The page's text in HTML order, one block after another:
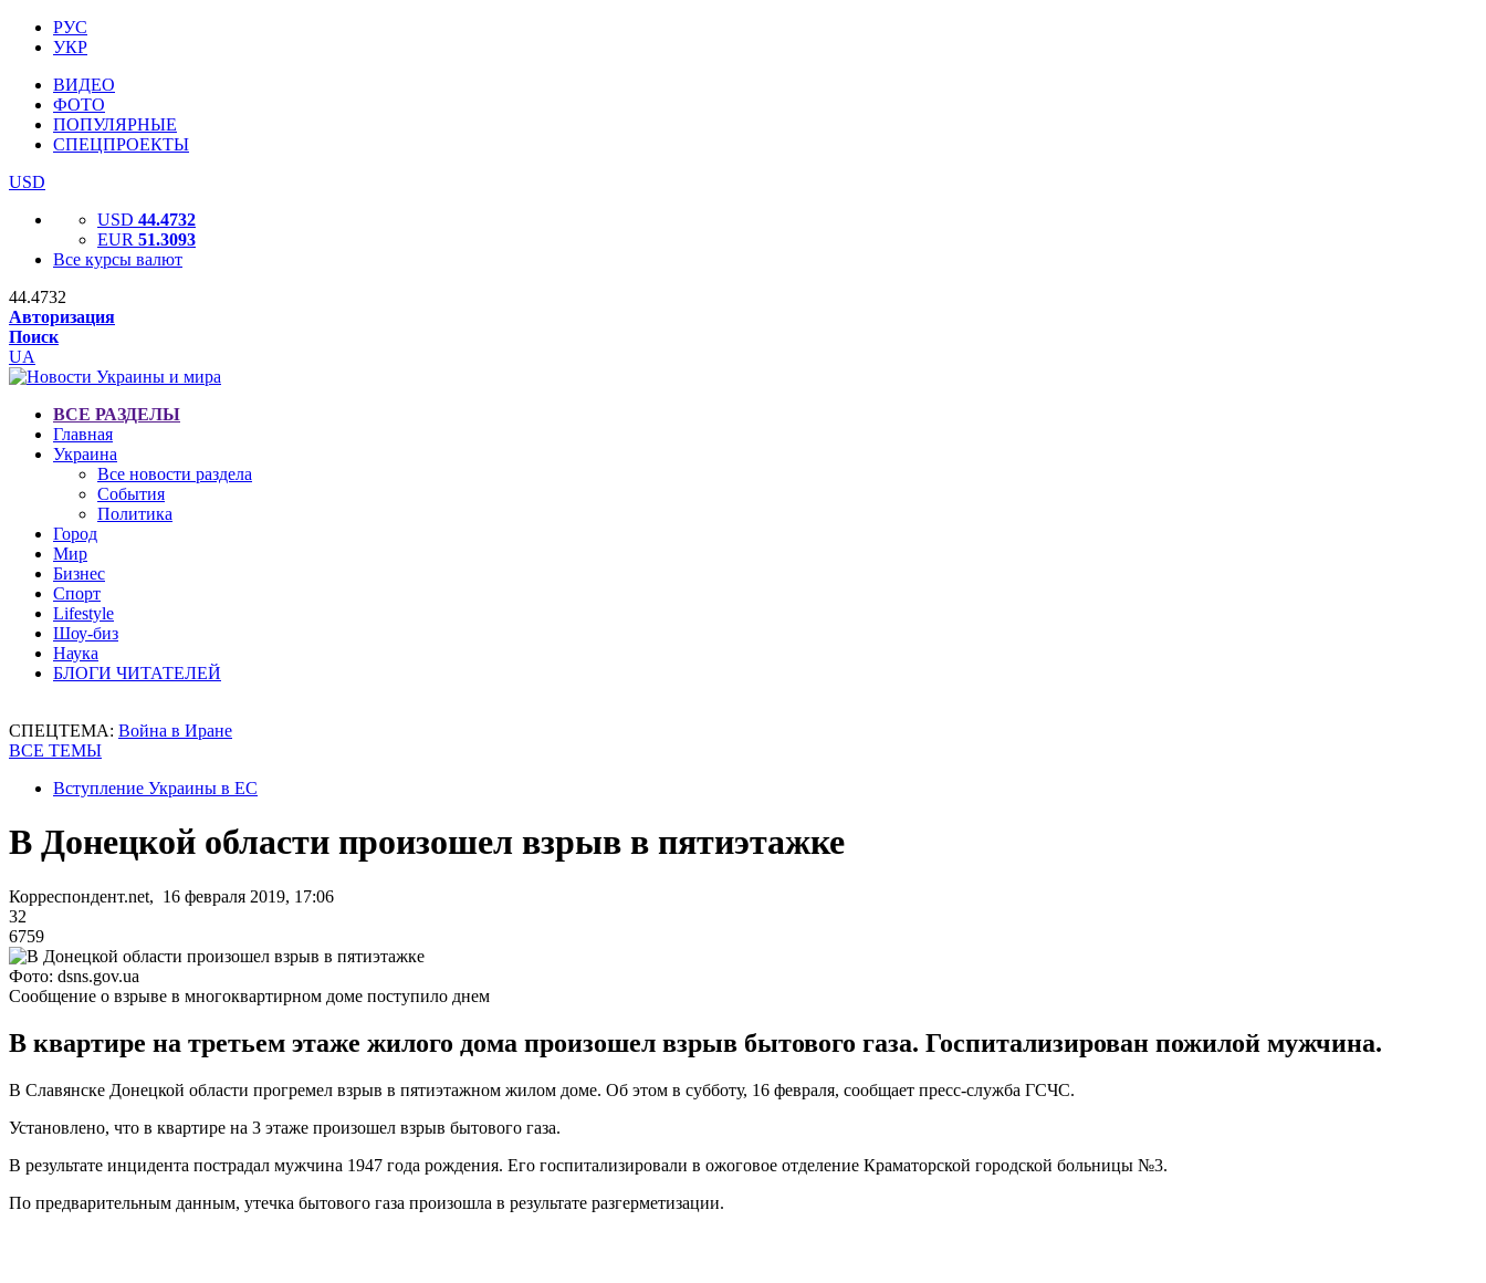
РУС
УКР
ВИДЕО
ФОТО
ПОПУЛЯРНЫЕ
СПЕЦПРОЕКТЫ
USD
USD 44.4732
EUR 51.3093
Все курсы валют
44.4732
Авторизация
Поиск
UA
ВСЕ РАЗДЕЛЫ
Главная
Украина
Все новости раздела
События
Политика
Город
Мир
Бизнес
Спорт
Lifestyle
Шоу-биз
Наука
БЛОГИ ЧИТАТЕЛЕЙ
СПЕЦТЕМА: Война в Иране
ВСЕ ТЕМЫ
Вступление Украины в ЕС
В Донецкой области произошел взрыв в пятиэтажке
Корреспондент.net, 16 февраля 2019, 17:06
32
6759
Фото: dsns.gov.ua
Сообщение о взрыве в многоквартирном доме поступило днем
В квартире на третьем этаже жилого дома произошел взрыв бытового газа. Госпитализирован пожилой мужчина.
В Славянске Донецкой области прогремел взрыв в пятиэтажном жилом доме. Об этом в субботу, 16 февраля, сообщает пресс-служба ГСЧС.
Установлено, что в квартире на 3 этаже произошел взрыв бытового газа.
В результате инцидента пострадал мужчина 1947 года рождения. Его госпитализировали в ожоговое отделение Краматорской городской больницы №3.
По предварительным данным, утечка бытового газа произошла в результате разгерметизации.